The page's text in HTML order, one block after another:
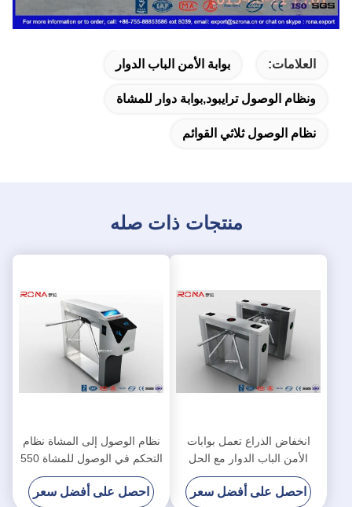
العلامات: بوابة الأمن الباب الدوار
ونظام الوصول ترايبود,بوابة دوار للمشاة
نظام الوصول ثلاثي القوائم
منتجات ذات صله
انخفاض الذراع تعمل بوابات
الأمن الباب الدوار مع الحل
مدخل موثوق بها
احصل على أفضل سعر
نظام الوصول إلى المشاة نظام
التحكم في الوصول للمشاة 550
مم عرض اللون الفضي
احصل على أفضل سعر